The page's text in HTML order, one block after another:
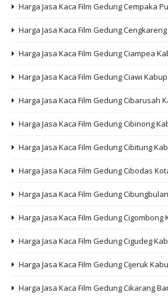
Harga Jasa Kaca Film Gedung Cempaka
Harga Jasa Kaca Film Gedung
Harga Jasa Kaca Film Gedung Ciampea
Harga Jasa Kaca Film Gedung Ciawi
Harga Jasa Kaca Film Gedung Cibarusah
Harga Jasa Kaca Film Gedung Cibinong
Harga Jasa Kaca Film Gedung Cibitung
Harga Jasa Kaca Film Gedung Cibodas
Harga Jasa Kaca Film Gedung
Harga Jasa Kaca Film Gedung
Harga Jasa Kaca Film Gedung Cigudeg
Harga Jasa Kaca Film Gedung Cijeruk
Harga Jasa Kaca Film Gedung Cikarang